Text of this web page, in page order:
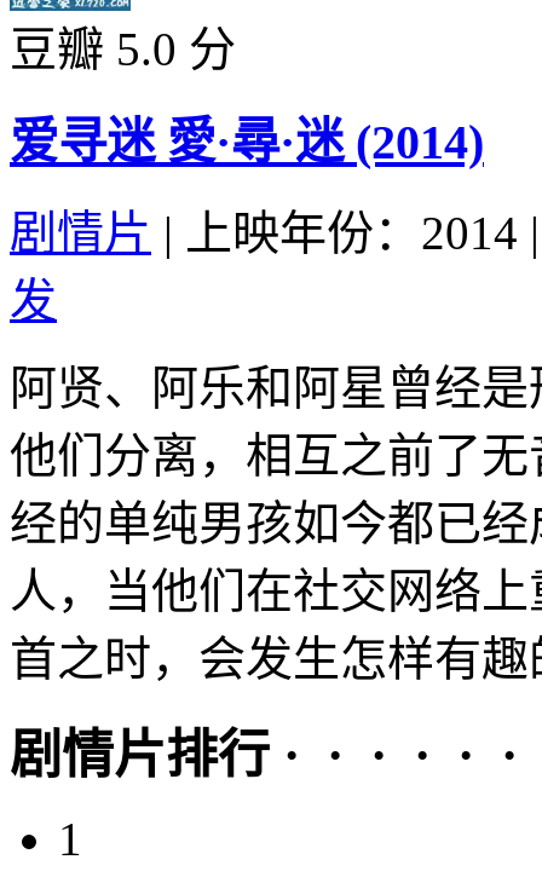
豆瓣 5.0 分
爱寻迷 愛·尋·迷 (2014)
剧情片 | 上映年份：2014 |
发
阿贤、阿乐和阿星曾经
他们分离，相互之前了
经的单纯男孩如今都已
人，当他们在社交网络
首之时，会发生怎样有
剧情片排行 · · · · · ·
1